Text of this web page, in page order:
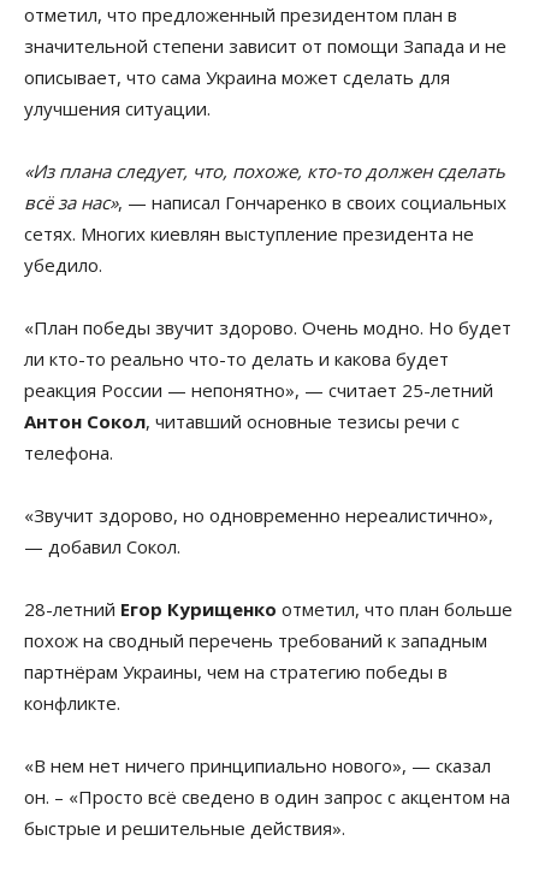
отметил, что предложенный президентом план в
значительной степени зависит от помощи Запада и не
описывает, что сама Украина может сделать для
улучшения ситуации.
«Из плана следует, что, похоже, кто-то должен сделать
всё за нас», — написал Гончаренко в своих социальных
сетях. Многих киевлян выступление президента не
убедило.
«План победы звучит здорово. Очень модно. Но будет
ли кто-то реально что-то делать и какова будет
реакция России — непонятно», — считает 25-летний
Антон Сокол, читавший основные тезисы речи с
телефона.
«Звучит здорово, но одновременно нереалистично»,
— добавил Сокол.
28-летний Егор Курищенко отметил, что план больше
похож на сводный перечень требований к западным
партнёрам Украины, чем на стратегию победы в
конфликте.
«В нем нет ничего принципиально нового», — сказал
он. – «Просто всё сведено в один запрос с акцентом на
быстрые и решительные действия».